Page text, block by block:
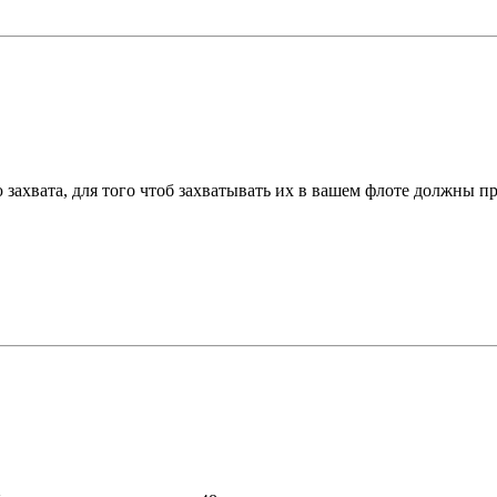
для того чтоб захватывать их в вашем флоте должны